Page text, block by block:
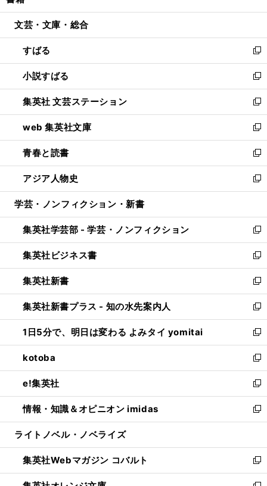
開
ウ
開
く
ン
ウ
で
開
く
ウ
ン
ド
ウ
で
開
く
文芸・文庫・総合
すばる
新
し
い
ウ
ィ
ン
ド
ウ
で
開
く
小説すばる
新
し
い
ウ
ィ
ン
ド
ウ
で
開
集英社 文芸ステーション
新
し
い
ウ
ィ
ン
ド
ウ
開
く
web 集英社文庫
新
し
い
ウ
ィ
ン
ウ
で
開
く
青春と読書
新
し
い
ウ
ン
ド
ウ
で
開
く
アジア人物史
新
し
ウ
ィ
ン
ド
ウ
で
開
く
学芸・ノンフィクション・新書
集英社学芸部 - 学芸・ノンフィクション
新
し
い
ウ
ィ
ン
ド
ウ
で
開
く
集英社ビジネス書
新
し
い
ウ
ィ
ン
ド
ウ
で
開
く
集英社新書
新
し
い
ウ
ィ
ン
ド
ウ
で
開
く
集英社新書プラス - 知の水先案内人
新
し
い
ウ
ィ
ン
ド
ウ
で
開
1日5分で、明日は変わる よみタイ yomitai
新
し
い
ウ
ィ
ン
ド
ウ
開
く
kotoba
新
し
い
ウ
ィ
ン
ウ
で
開
e!集英社
新
し
い
ウ
ン
ド
ウ
情報・知識＆オピニオン imidas
新
し
ウ
ィ
ン
ライトノベル・ノベライズ
集英社Webマガジン コバルト
新
し